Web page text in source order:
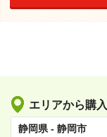
エリアから購
静岡県 - 静岡市